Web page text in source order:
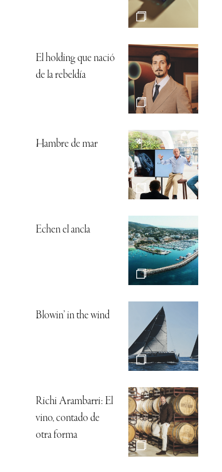
El holding que nació
de la rebeldía
Hambre de mar
Echen el ancla
Blowin’ in the wind
Richi Arambarri: El
vino, contado de
otra forma